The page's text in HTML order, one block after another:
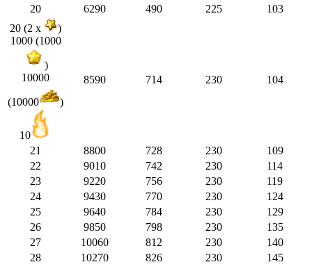
20
6290 490 225
103
20 (2 x
)
1000 (1000
)
10000
(10000 )
10
8590 714 230 104
21 8800 728 230
109
22
9010 742 230
114
23
9220 756 230
119
24
9430 770 230
124
25
9640 784 230
129
26
9850 798 230
135
27
10060 812 230
140
28
10270 826 230
145